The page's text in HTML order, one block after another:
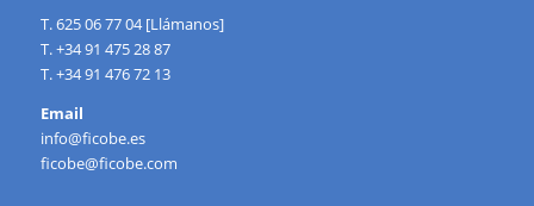
T. 625 06 77 04 [Llámanos]
T. +34 91 475 28 87
T. +34 91 476 72 13
Email
info@ficobe.es
ficobe@ficobe.com